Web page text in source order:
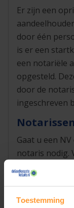
Toestemming
Er zijn een
door één
is er een
een notariële
opgesteld.
door de
ingeschreven
Gaat u een
notaris nodig.
in de buurt.